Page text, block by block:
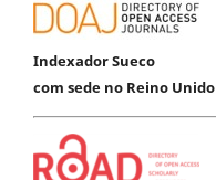
Indexador Sueco
com sede no Reino Unido